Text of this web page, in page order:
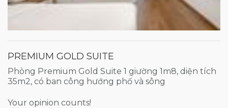
PREMIUM GOLD SUITE
Phòng Premium Gold Suite 1 giường 1m8, diện tích
35m2, có ban công hướng phố và sông
Your opinion counts!